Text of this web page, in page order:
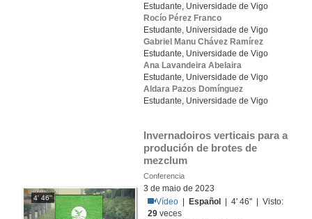
Estudante, Universidade de Vigo
Rocío Pérez Franco
Estudante, Universidade de Vigo
Gabriel Manu Chávez Ramírez
Estudante, Universidade de Vigo
Ana Lavandeira Abelaira
Estudante, Universidade de Vigo
Aldara Pazos Domínguez
Estudante, Universidade de Vigo
4' 46''
Invernadoiros verticais para a
produción de brotes de
mezclum
Conferencia
3 de maio de 2023
Vídeo
Español
| 4' 46'' | Visto:
29 veces